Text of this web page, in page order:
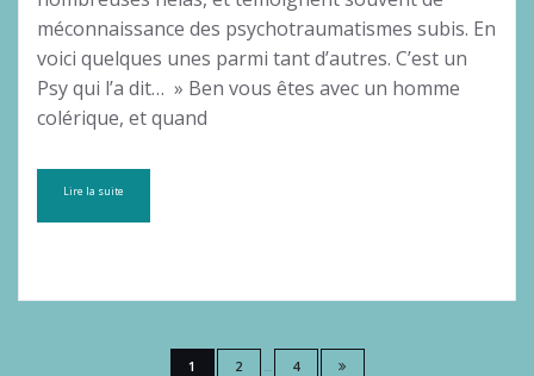
méconnaissance des psychotraumatismes subis. En
voici quelques unes parmi tant d’autres. C’est un
Psy qui l’a dit… » Ben vous êtes avec un homme
colérique, et quand
Lire la suite
1 2 4